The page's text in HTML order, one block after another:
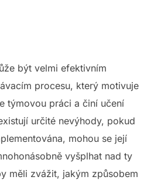
být velmi efektivním
procesu, který motivuje
týmovou práci a činí učení
určité nevýhody, pokud
mohou se její
vyšplhat nad ty
měli zvážit, jakým způsobem